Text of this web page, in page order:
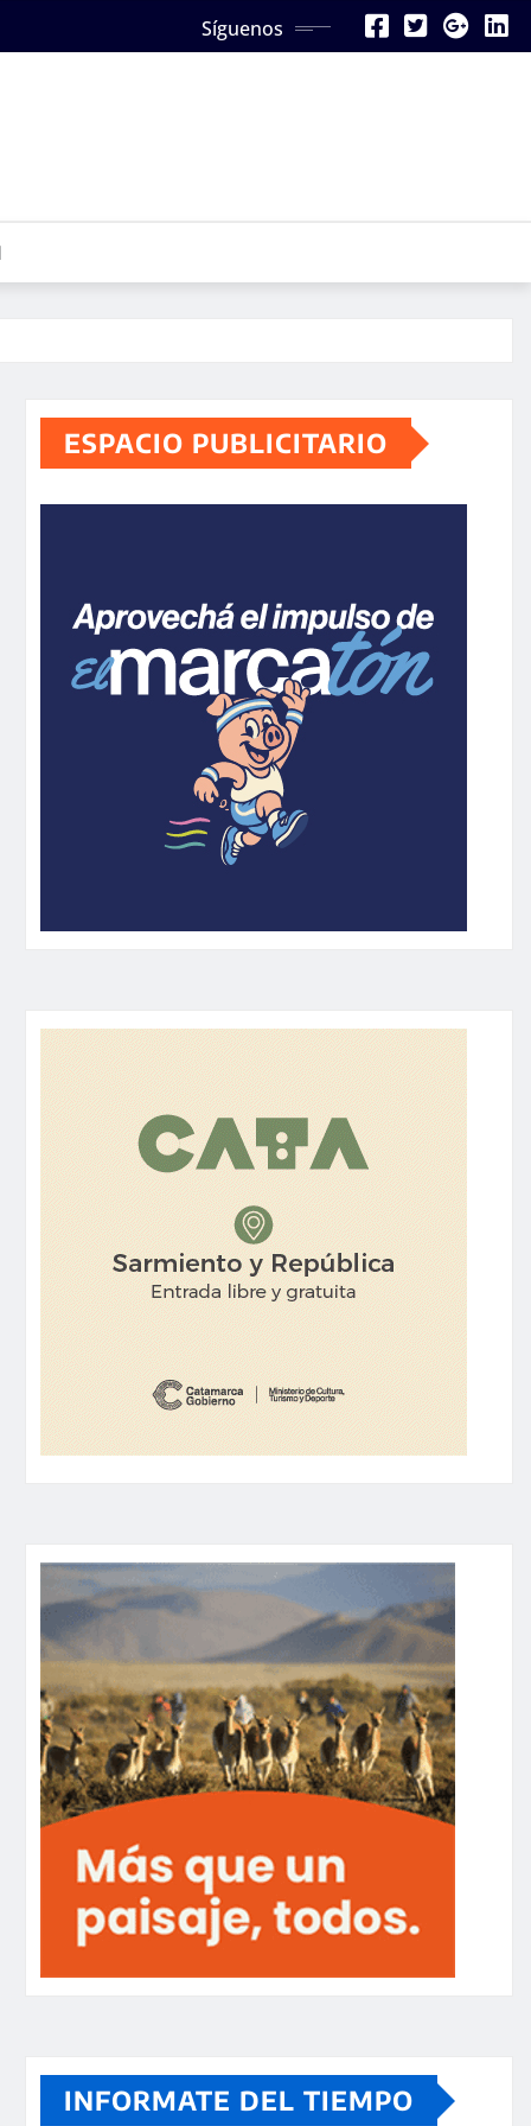
Síguenos
ESPACIO PUBLICITARIO
INFORMATE DEL TIEMPO